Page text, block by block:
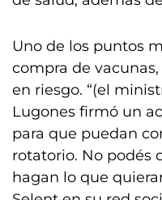
Uno de los puntos
compra de
en riesgo. “(el
Lugones firmó un
para que puedan
rotatorio. No podés
hagan lo que